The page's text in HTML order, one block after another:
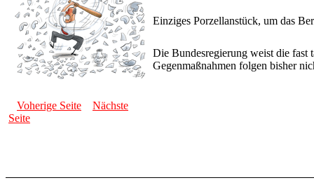
Einziges Porzellanstück, um das
Die Bundesregierung weist die fast
Gegenmaßnahmen folgen bisher
Voherige Seite
Nächste
Seite